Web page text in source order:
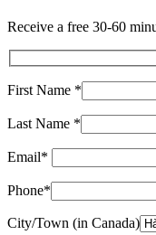
Receive a free 30-60
First Name *
Last Name *
Email*
Phone*
City/Town (in Canada)